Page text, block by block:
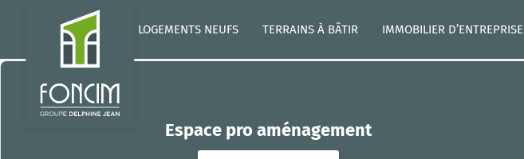
LOGEMENTS NEUFS TERRAINS À BÂTIR IMMOBILIER D’ENTREPRISE
Espace pro aménagement